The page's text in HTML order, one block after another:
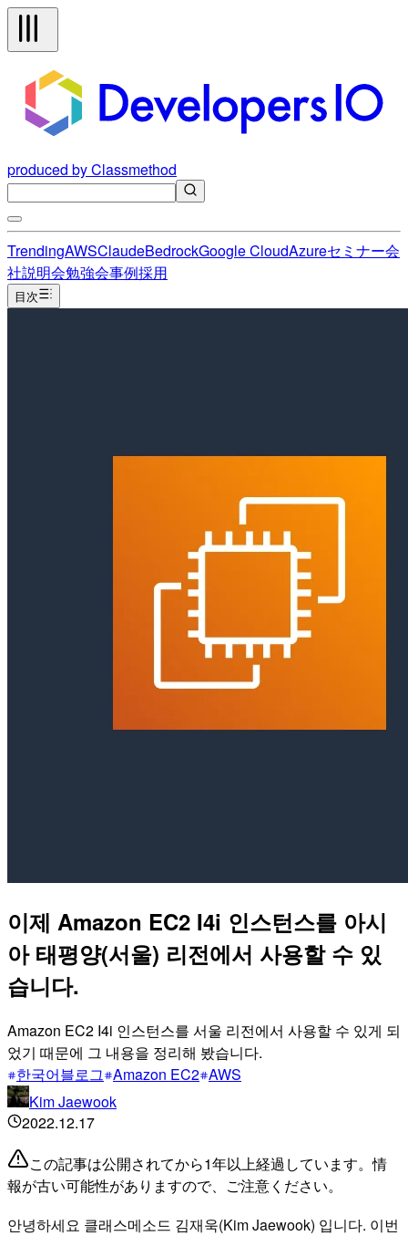
produced by Classmethod
TrendingAWSClaudeBedrockGoogle CloudAzureセミナー会
社説明会勉強会事例採用
目次
이제 Amazon EC2 I4i 인스턴스를 아시
아 태평양(서울) 리전에서 사용할 수 있
습니다.
Amazon EC2 I4i 인스턴스를 서울 리전에서 사용할 수 있게 되
었기 때문에 그 내용을 정리해 봤습니다.
한국어블로그 Amazon EC2 AWS
Kim Jaewook
2022.12.17
この記事は公開されてから1年以上経過しています。情
報が古い可能性がありますので、ご注意ください。
안녕하세요 클래스메소드 김재욱(Kim Jaewook) 입니다. 이번